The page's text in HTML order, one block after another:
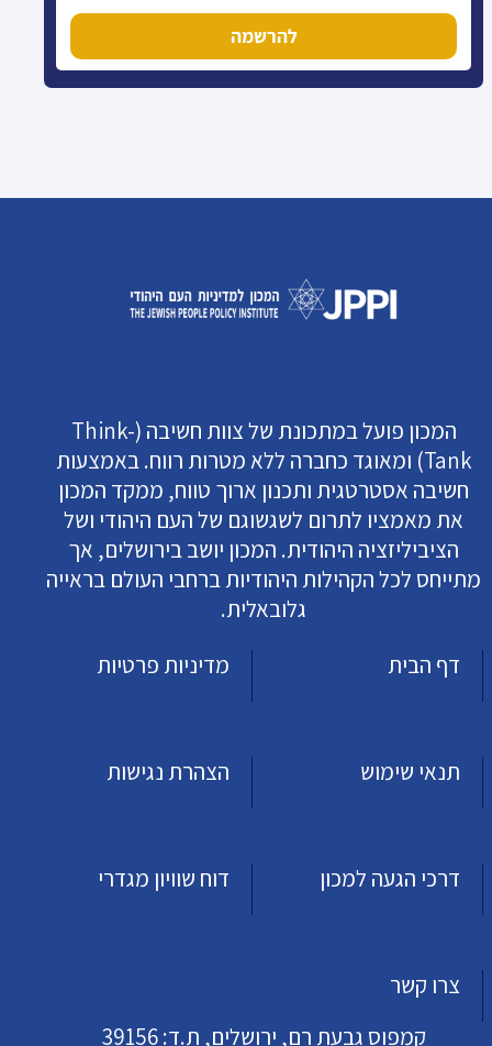
להרשמה
המכון פועל במתכונת של צוות חשיבה (Think-
Tank) ומאוגד כחברה ללא מטרות רווח. באמצעות
חשיבה אסטרטגית ותכנון ארוך טווח, ממקד המכון
את מאמציו לתרום לשגשוגם של העם היהודי ושל
הציביליזציה היהודית. המכון יושב בירושלים, אך
מתייחס לכל הקהילות היהודיות ברחבי העולם בראייה
גלובאלית.
דף הבית
מדיניות פרטיות
תנאי שימוש הצהרת נגישות
דרכי הגעה למכון דוח שוויון מגדרי
צרו קשר
קמפוס גבעת רם, ירושלים, ת.ד: 39156